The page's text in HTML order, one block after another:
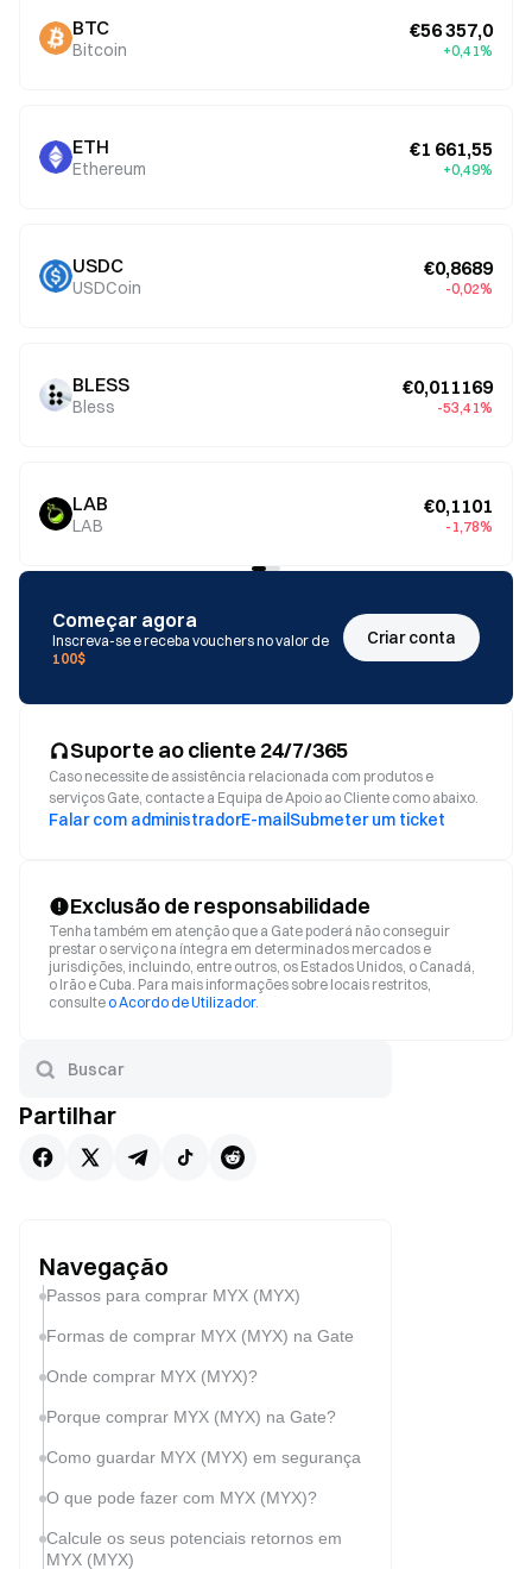
BTC
Bitcoin
€56 357,0
+0,41%
ETH
Ethereum
€1 661,55
+0,49%
USDC
USDCoin
€0,8689
-0,02%
BLESS
Bless
€0,011169
-53,41%
LAB
LAB
€0,1101
-1,78%
Começar agora
Inscreva-se e receba vouchers no valor de
100$
Criar conta
Suporte ao cliente 24/7/365
Caso necessite de assistência relacionada com produtos e
serviços Gate, contacte a Equipa de Apoio ao Cliente como abaixo.
Falar com administradorE-mail Submeter um ticket
Exclusão de responsabilidade
Tenha também em atenção que a Gate poderá não conseguir
prestar o serviço na íntegra em determinados mercados e
jurisdições, incluindo, entre outros, os Estados Unidos, o Canadá,
o Irão e Cuba. Para mais informações sobre locais restritos,
consulte o Acordo de Utilizador.
Partilhar
Navegação
Passos para comprar MYX (MYX)
Formas de comprar MYX (MYX) na Gate
Onde comprar MYX (MYX)?
Porque comprar MYX (MYX) na Gate?
Como guardar MYX (MYX) em segurança
O que pode fazer com MYX (MYX)?
Calcule os seus potenciais retornos em
MYX (MYX)